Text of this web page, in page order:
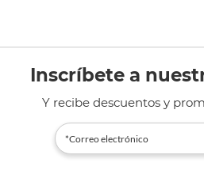
Inscríbete a
Y recibe descuentos y